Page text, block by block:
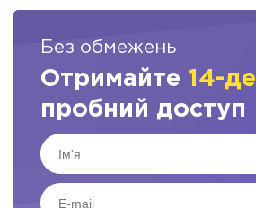
Без обмежень
Отримайте 14-
пробний доступ